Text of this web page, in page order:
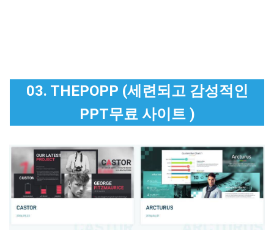
03. THEPOPP (세련되고 감성적인
PPT무료 사이트 )